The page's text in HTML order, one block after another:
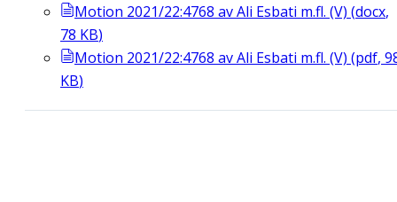
Motion 2021/22:4768 av Ali Esbati m.fl. (V) (docx,
78 KB)
Motion 2021/22:4768 av Ali Esbati m.fl. (V) (pdf,
KB)